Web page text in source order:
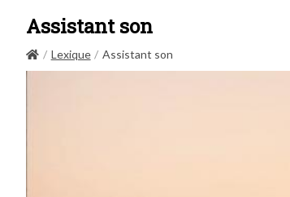
Assistant son
Lexique Assistant son